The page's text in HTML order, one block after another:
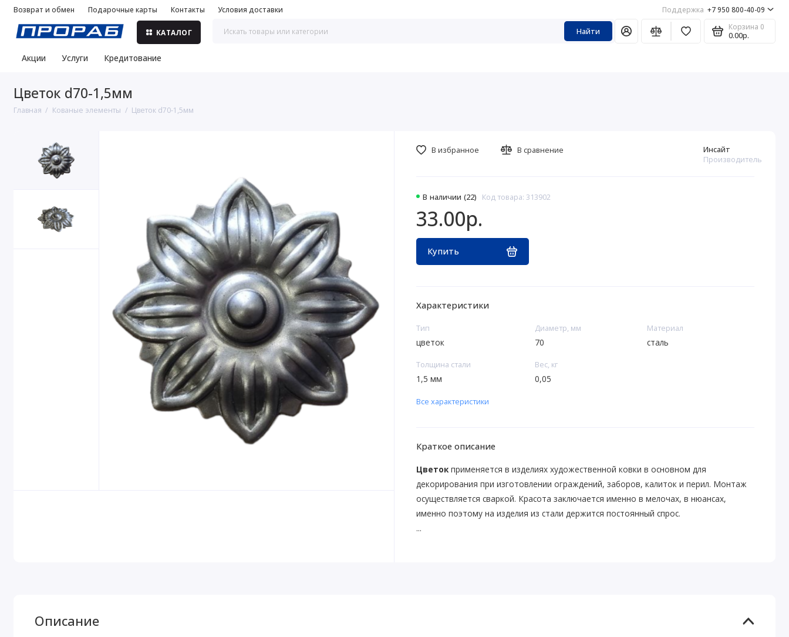
Возврат и обмен Подарочные карты Контакты Условия доставки Поддержка +7 950 800-40-09
КАТАЛОГ Найти Корзина 0
0.00р.
Акции Услуги Кредитование
Цветок d70-1,5мм
Главная Кованые элементы Цветок d70-1,5мм
В наличии (22) Код товара: 313902
Инсайт
Производитель
33.00р.
Купить
В избранное В сравнение
Характеристики
Тип
цветок
Диаметр, мм
70
Материал
сталь
Толщина стали
1,5 мм
Вес, кг
0,05
Все характеристики
Краткое описание
Цветокприменяется в изделиях художественной ковки в основном для
декорирования при изготовлении ограждений, заборов, калиток и перил. Монтаж
осуществляется сваркой. Красота заключается именно в мелочах, в нюансах,
именно поэтому на изделия из стали держится постоянный спрос.
...
Описание